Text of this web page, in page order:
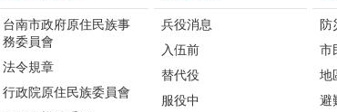
台南市政府原住民族事
務委員會
法令規章
行政院原住民族委員會
兵役消息
入伍前
替代役
服役中
防
市
地
避